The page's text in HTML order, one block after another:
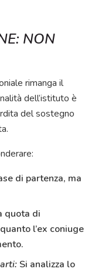
NON
rimanga il
dell’istituto è
del sostegno
di partenza, ma
quota di
l’ex coniuge
Si analizza lo